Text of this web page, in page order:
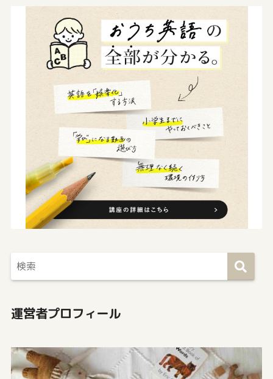
運営者プロフィール